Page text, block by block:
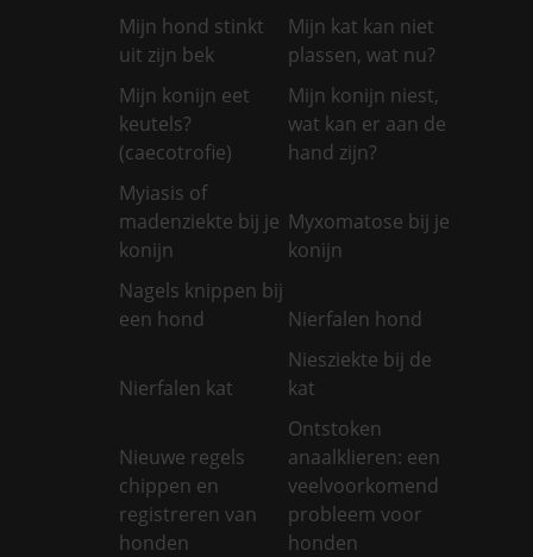
Mijn hond stinkt
uit zijn bek
Mijn kat kan niet
plassen, wat nu?
Mijn konijn eet
keutels?
(caecotrofie)
Mijn konijn niest,
wat kan er aan de
hand zijn?
Myiasis of
madenziekte bij je
konijn
Myxomatose bij je
konijn
Nagels knippen bij
een hond
Nierfalen hond
Nierfalen kat
Niesziekte bij de
kat
Nieuwe regels
chippen en
registreren van
honden
Ontstoken
anaalklieren: een
veelvoorkomend
probleem voor
honden